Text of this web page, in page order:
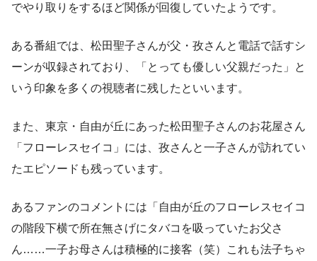
でやり取りをするほど関係が回復していたようです。
ある番組では、松田聖子さんが父・孜さんと電話で話すシ
ーンが収録されており、「とっても優しい父親だった」と
いう印象を多くの視聴者に残したといいます。
また、東京・自由が丘にあった松田聖子さんのお花屋さん
「フローレスセイコ」には、孜さんと一子さんが訪れてい
たエピソードも残っています。
あるファンのコメントには「自由が丘のフローレスセイコ
の階段下横で所在無さげにタバコを吸っていたお父さ
ん……一子お母さんは積極的に接客（笑）これも法子ちゃ